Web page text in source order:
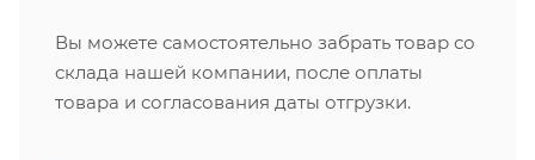
Вы можете самостоятельно забрать товар со
склада нашей компании, после оплаты
товара и согласования даты отгрузки.